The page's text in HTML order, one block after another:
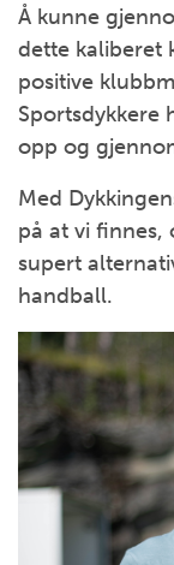
Å kunne
dette kaliberet
positive
Sportsdykkere
opp og
Med
på at vi finnes,
supert
handball.